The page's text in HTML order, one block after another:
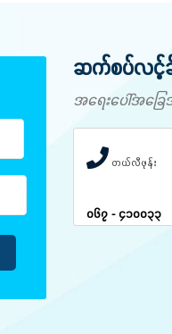
ဆက်စပ်လင့်ခ်
အရေးပေါ်အခြ
တယ်လီဖုန်း
၀၆၇ - ၄၁၀၀၃၃